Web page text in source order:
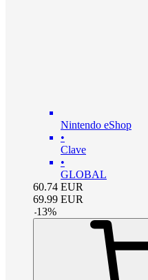
Nintendo eShop
•
Clave
•
GLOBAL
60.74 EUR
69.99 EUR
-13%